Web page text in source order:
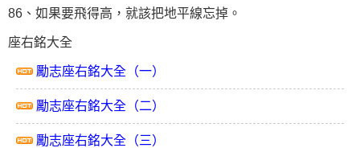
86、如果要飛得高，就該把地平線忘掉。
座右銘大全
勵志座右銘大全（一）
勵志座右銘大全（二）
勵志座右銘大全（三）